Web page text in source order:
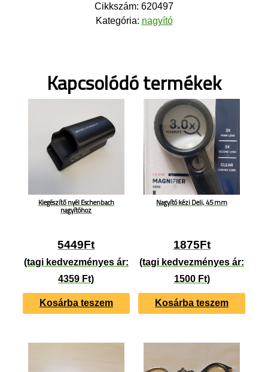
Cikkszám: 620497
Kategória: nagyító
Kapcsolódó termékek
Kiegészítő nyél Eschenbach
nagyítóhoz
5449Ft
(tagi kedvezményes ár:
4359 Ft)
Kosárba teszem
Nagyító kézi Deli, 45 mm
1875Ft
(tagi kedvezményes ár:
1500 Ft)
Kosárba teszem